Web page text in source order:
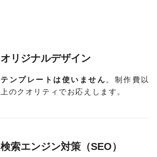
オリジナルデザイン
テンプレートは使いません 。制作費以
上のクオリティでお応えします。
検索エンジン対策（SEO）